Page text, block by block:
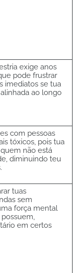
exige anos
pode frustrar
imediatos se tua
ao longo
com pessoas
tóxicos, pois tua
não está
diminuindo teu
tuas
sem
força mental
em certos